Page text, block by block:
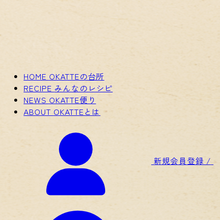
HOME OKATTEの台所
RECIPE みんなのレシピ
NEWS OKATTE便り
ABOUT OKATTEとは
新規会員登録 /